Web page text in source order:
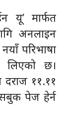
यू’ मार्फत
अनलाइन
परिभाषा
लिएको छ।
दराज ११.११
पेज हेर्न